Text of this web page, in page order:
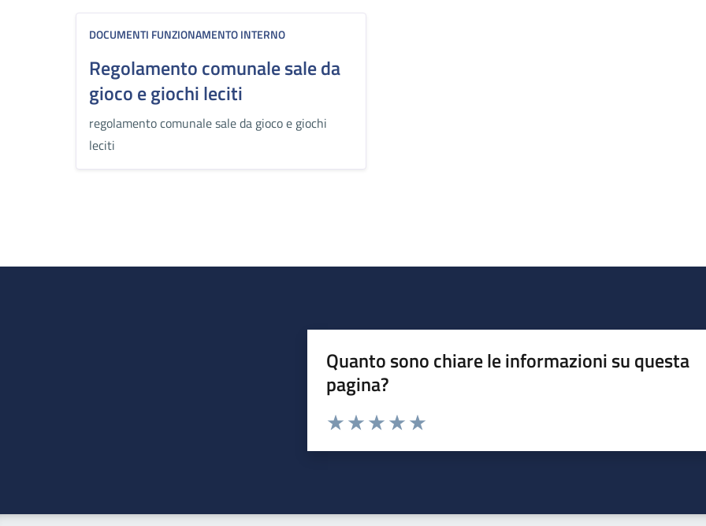
DOCUMENTI FUNZIONAMENTO INTERNO
Regolamento comunale sale da
gioco e giochi leciti
regolamento comunale sale da gioco e giochi
leciti
Quanto sono chiare le informazioni su questa
pagina?
Valuta da 1 a 5 stelle la pagina